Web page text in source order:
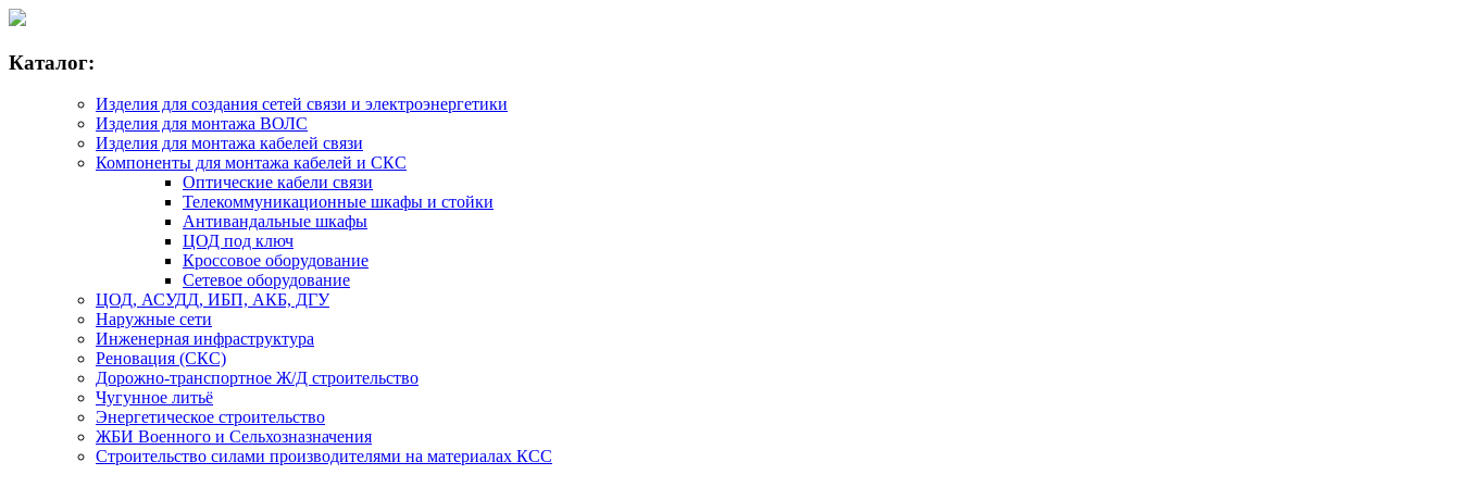
Каталог:
Изделия для создания сетей связи и электроэнергетики
Изделия для монтажа ВОЛС
Изделия для монтажа кабелей связи
Компоненты для монтажа кабелей и СКС
Оптические кабели связи
Телекоммуникационные шкафы и стойки
Антивандальные шкафы
ЦОД под ключ
Кроссовое оборудование
Сетевое оборудование
ЦОД, АСУДД, ИБП, АКБ, ДГУ
Наружные сети
Инженерная инфраструктура
Реновация (СКС)
Дорожно-транспортное Ж/Д строительство
Чугунное литьё
Энергетическое строительство
ЖБИ Военного и Сельхозназначения
Строительство силами производителями на материалах КСС